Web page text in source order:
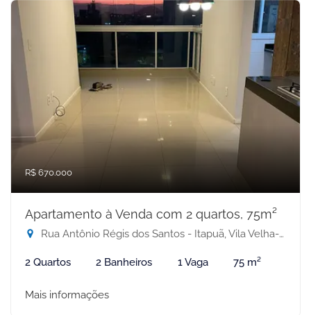
R$ 670.000
Apartamento à Venda com 2 quartos, 75m²
Rua Antônio Régis dos Santos - Itapuã, Vila Velha-ES
2 Quartos 2 Banheiros 1 Vaga 75 m²
Mais informações